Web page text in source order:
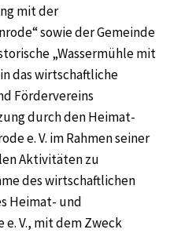
mit der
sowie der Gemeinde
„Wassermühle mit
das wirtschaftliche
Fördervereins
durch den Heimat-
e. V. im Rahmen seiner
Aktivitäten zu
des wirtschaftlichen
Heimat- und
V., mit dem Zweck